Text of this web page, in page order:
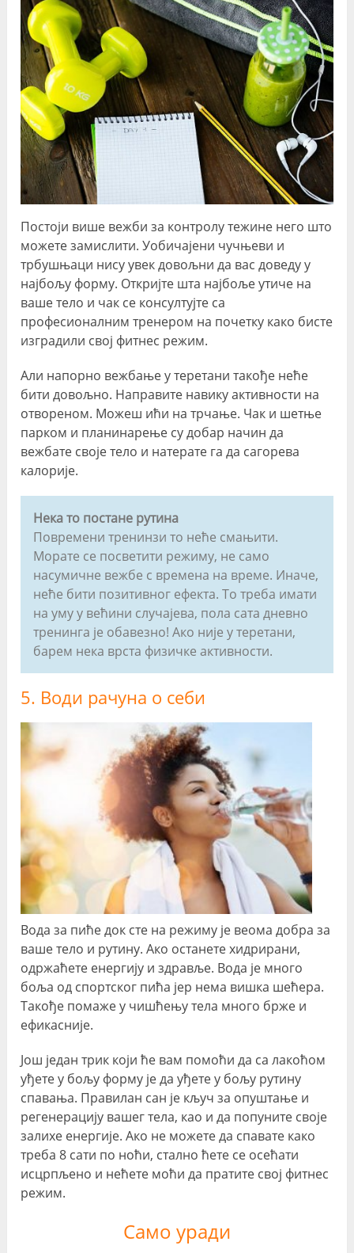
Постоји више вежби за контролу тежине него што
можете замислити. Уобичајени чучњеви и
трбушњаци нису увек довољни да вас доведу у
најбољу форму. Откријте шта најбоље утиче на
ваше тело и чак се консултујте са
професионалним тренером на почетку како бисте
изградили свој фитнес режим.
Али напорно вежбање у теретани такође неће
бити довољно. Направите навику активности на
отвореном. Можеш ићи на трчање. Чак и шетње
парком и планинарење су добар начин да
вежбате своје тело и натерате га да сагорева
калорије.
Нека то постане рутина
Повремени тренинзи то неће смањити.
Морате се посветити режиму, не само
насумичне вежбе с времена на време. Иначе,
неће бити позитивног ефекта. То треба имати
на уму у већини случајева, пола сата дневно
тренинга је обавезно! Ако није у теретани,
барем нека врста физичке активности.
5. Води рачуна о себи
Вода за пиће док сте на режиму је веома добра за
ваше тело и рутину. Ако останете хидрирани,
одржаћете енергију и здравље. Вода је много
боља од спортског пића јер нема вишка шећера.
Такође помаже у чишћењу тела много брже и
ефикасније.
Још један трик који ће вам помоћи да са лакоћом
уђете у бољу форму је да уђете у бољу рутину
спавања. Правилан сан је кључ за опуштање и
регенерацију вашег тела, као и да попуните своје
залихе енергије. Ако не можете да спавате како
треба 8 сати по ноћи, стално ћете се осећати
исцрпљено и нећете моћи да пратите свој фитнес
режим.
Само уради